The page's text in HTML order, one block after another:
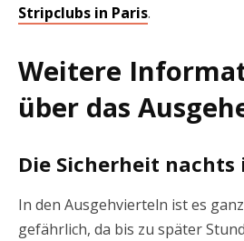
Stripclubs in Paris.
Weitere
über das
Die Sicherheit nachts
In den Ausgehvierteln ist es
gefährlich, da bis zu später